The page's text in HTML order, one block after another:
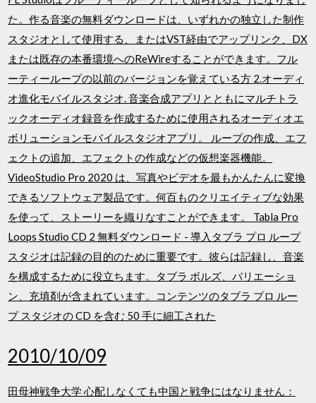
た。作る音楽の無料ダウンロードは、いずれかの独立した制作
スタジオとして使用する、またはVST経由でアップリンク、DX
または既存の本番環境へのReWireすることができます。フル
ーティーループの以前のバージョンを覚えている方 2.オーディ
オ進化モバイルスタジオ. 音楽合成アプリとともにマルチトラ
ックオーディオ録音を作成するために使用されるオーディオエ
ボリューションモバイルスタジオアプリ。 ループの作成、エフ
ェクトの追加、エフェクトの作成などの仮想楽器機能。
VideoStudio Pro 2020 は、写真やビデオを最もかんたんに変換
できるソフトウェア製品です。何百ものクリエイティブな効果
を使って、ストーリーを織りなすことができます。 Tabla Pro
Loops Studio CD 2 無料ダウンロード - 導入タブラ プロ ループ
スタジオは記録の目的のために重要です。彼らは記録し、音楽
を構成するために役立ちます。タブラ ボルズ、バリエーショ
ン、充填剤が含まれています。コンテンツのタブラ プロ ルー
プ スタジオの CD を含む 50 手に細工された
2010/10/09
田母神戦争大学 心配しなくても中国と戦争にはなりません：